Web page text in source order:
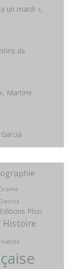
un mardi »,
de
Martine
Editions Plon
Histoire